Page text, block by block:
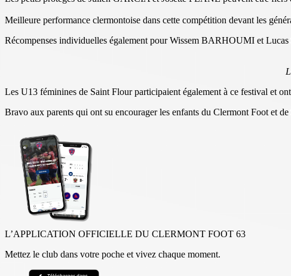
Meilleure performance clermontoise dans cette compétition devant les
Récompenses individuelles également pour Wissem BARHOUMI et
Les U13 féminines de Saint Flour participaient également à ce festival et
Bravo aux parents qui ont su encourager les enfants du Clermont Foot et
L’APPLICATION OFFICIELLE DU CLERMONT FOOT 63
Mettez le club dans votre poche et vivez chaque moment.